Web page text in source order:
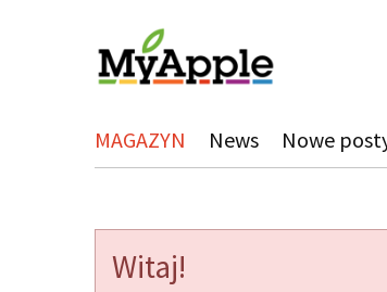
MAGAZYN News Nowe
Witaj!